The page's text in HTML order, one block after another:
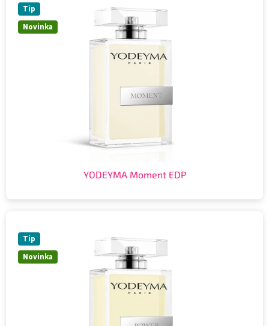
Novinka
Tip
YODEYMA Moment EDP
Novinka
Tip